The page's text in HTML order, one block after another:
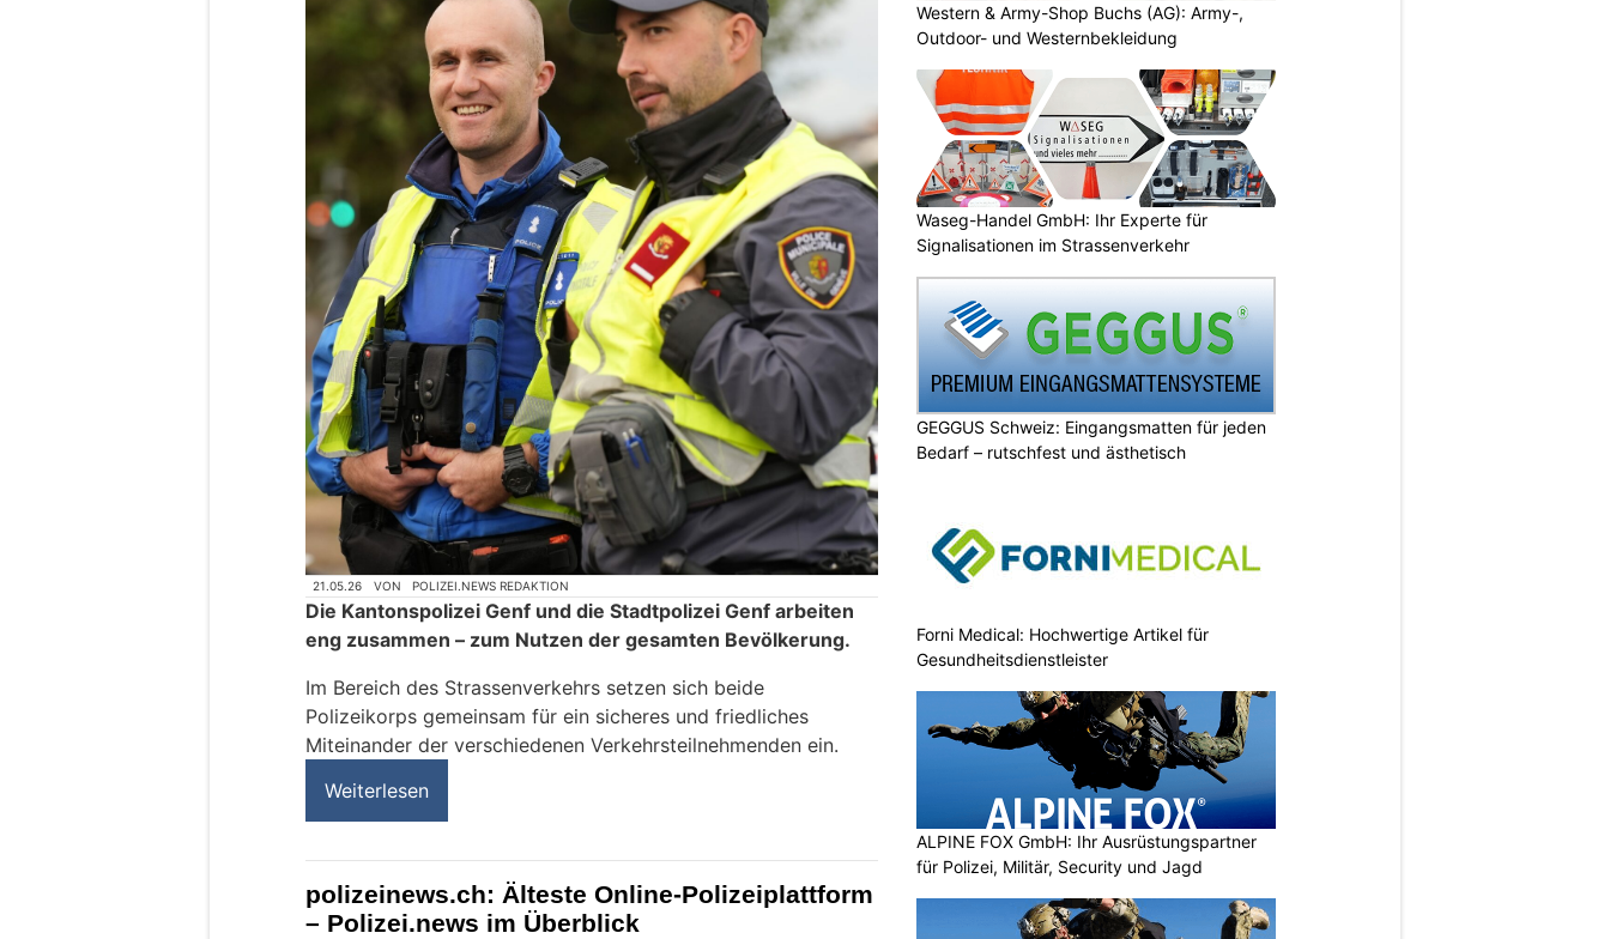
21.05.26 VON POLIZEI.NEWS REDAKTION
Die Kantonspolizei Genf und die Stadtpolizei Genf arbeiten
eng zusammen – zum Nutzen der gesamten Bevölkerung.
Im Bereich des Strassenverkehrs setzen sich beide
Polizeikorps gemeinsam für ein sicheres und friedliches
Miteinander der verschiedenen Verkehrsteilnehmenden ein.
Weiterlesen
polizeinews.ch: Älteste Online-Polizeiplattform
– Polizei.news im Überblick
Western & Army-Shop Buchs (AG): Army-,
Outdoor- und Westernbekleidung
Waseg-Handel GmbH: Ihr Experte für
Signalisationen im Strassenverkehr
GEGGUS Schweiz: Eingangsmatten für jeden
Bedarf – rutschfest und ästhetisch
Forni Medical: Hochwertige Artikel für
Gesundheitsdienstleister
ALPINE FOX GmbH: Ihr Ausrüstungspartner
für Polizei, Militär, Security und Jagd